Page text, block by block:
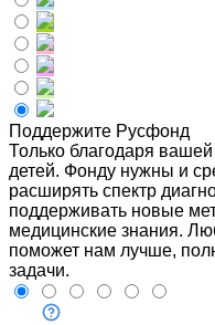
Поддержите Русфонд
Только благодаря
детей. Фонду нужны и
расширять спектр
поддерживать новые
медицинские знания.
поможет нам лучше,
задачи.